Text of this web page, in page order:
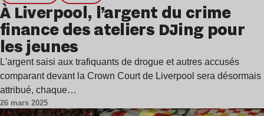
À Liverpool, l’argent du crime
finance des ateliers DJing pour
les jeunes
L'argent saisi aux trafiquants de drogue et autres accusés
comparant devant la Crown Court de Liverpool sera désormais
attribué, chaque…
26 mars 2025